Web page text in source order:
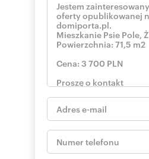
hassle-free parking?
We are pleased to present
room apartment for rent at
(Zgorzelisko / Psie Pole) in
LOCATION:
The apartment is located in
perfectly connected north-
Wrocław. It offers an ideal
quick access to the city
infrastructure that lets you
hand".
Shopping & Entertainment: